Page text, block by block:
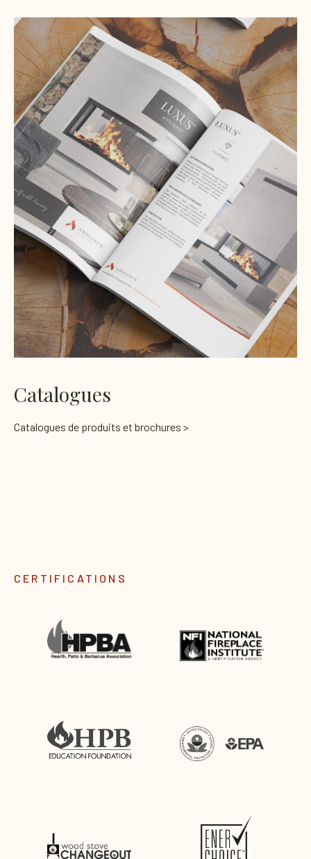
Catalogues
Catalogues de produits et brochures >
CERTIFICATIONS